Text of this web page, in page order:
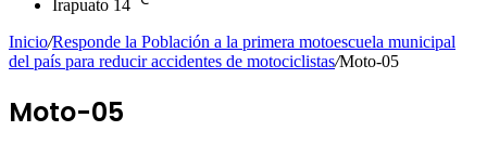
Irapuato 14
Inicio/Responde la Población a la primera motoescuela municipal
del país para reducir accidentes de motociclistas/Moto-05
Moto-05